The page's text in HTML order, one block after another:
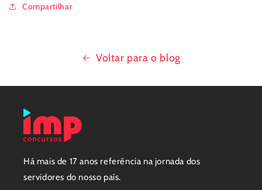
Compartilhar
Voltar para o blog
Há mais de 17 anos referência na jornada dos
servidores do nosso país.